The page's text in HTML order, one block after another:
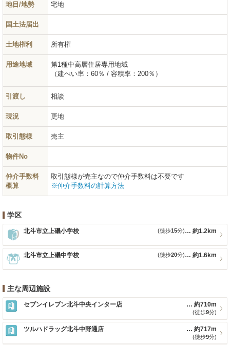
地目/地勢 宅地
国土法届出
土地権利 所有権
用途地域
第1種中高層住居専用地域
（建ぺい率：60％ / 容積率：200％）
引渡し 相談
現況 更地
取引態様 売主
物件No
仲介手数料
概算
取引態様が売主なので仲介手数料は不要です
※仲介手数料の計算方法
学区
北斗市立上磯小学校 約1.2km
(徒歩15分)
北斗市立上磯中学校 約1.6km
(徒歩20分)
主な周辺施設
セブンイレブン北斗中央インター店 約710m
(徒歩9分)
ツルハドラッグ北斗中野通店 約717m
(徒歩9分)